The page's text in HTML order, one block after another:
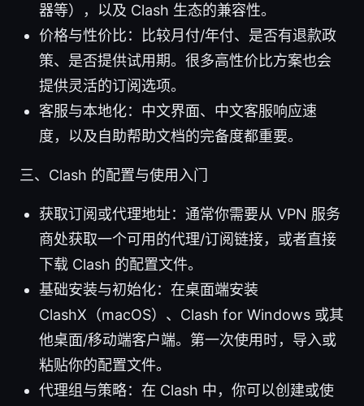
器等），以及 Clash 生态的兼容性。
价格与性价比：比较月付/年付、是否有退款政
策、是否提供试用期。很多高性价比方案也会
提供灵活的订阅选项。
客服与本地化：中文界面、中文客服响应速
度，以及自助帮助文档的完备度都重要。
三、Clash 的配置与使用入门
获取订阅或代理地址：通常你需要从 VPN 服务
商处获取一个可用的代理/订阅链接，或者直接
下载 Clash 的配置文件。
基础安装与初始化：在桌面端安装
ClashX（macOS）、Clash for Windows 或其
他桌面/移动端客户端。第一次使用时，导入或
粘贴你的配置文件。
代理组与策略：在 Clash 中，你可以创建或使